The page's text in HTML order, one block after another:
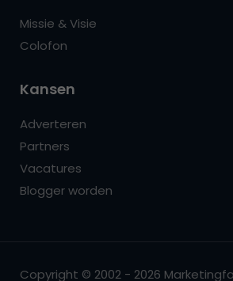
Missie & Visie
Colofon
Kansen
Adverteren
Partners
Vacatures
Blogger worden
Copyright © 2002 - 2026